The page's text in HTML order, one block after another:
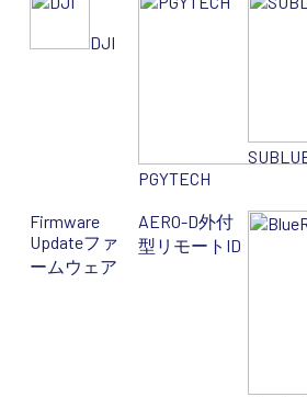
DJI
PGYTECH
Firmware
Updateファ
ームウェア
AERO-D外付
型リモートID